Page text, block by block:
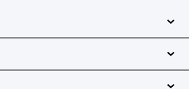
NOTE: compatibili con tutte le
familiari, benzina o diesel
con lo stesso numero di